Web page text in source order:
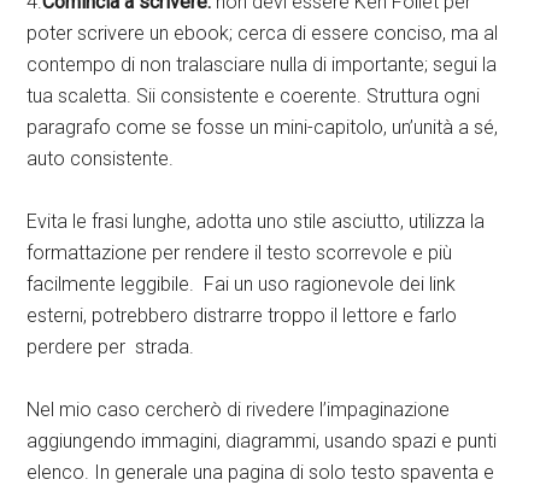
poter scrivere un ebook; cerca di essere conciso, ma al
contempo di non tralasciare nulla di importante; segui la
tua scaletta. Sii consistente e coerente. Struttura ogni
paragrafo come se fosse un mini-capitolo, un’unità a sé,
auto consistente.
Evita le frasi lunghe, adotta uno stile asciutto, utilizza la
formattazione per rendere il testo scorrevole e più
facilmente leggibile. Fai un uso ragionevole dei link
esterni, potrebbero distrarre troppo il lettore e farlo
perdere per strada.
Nel mio caso cercherò di rivedere l’impaginazione
aggiungendo immagini, diagrammi, usando spazi e punti
elenco. In generale una pagina di solo testo spaventa e